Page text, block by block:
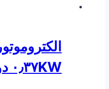
۰٫۳۷KW دور ۱۴۰۰